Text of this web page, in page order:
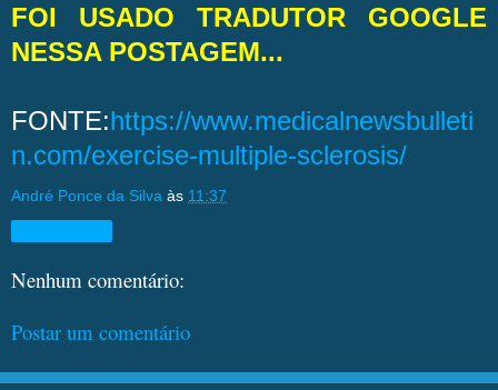
FOI USADO TRADUTOR GOOGLE
NESSA POSTAGEM...
FONTE:https://www.medicalnewsbulleti
n.com/exercise-multiple-sclerosis/
André Ponce da Silva às 11:37
Nenhum comentário:
Postar um comentário